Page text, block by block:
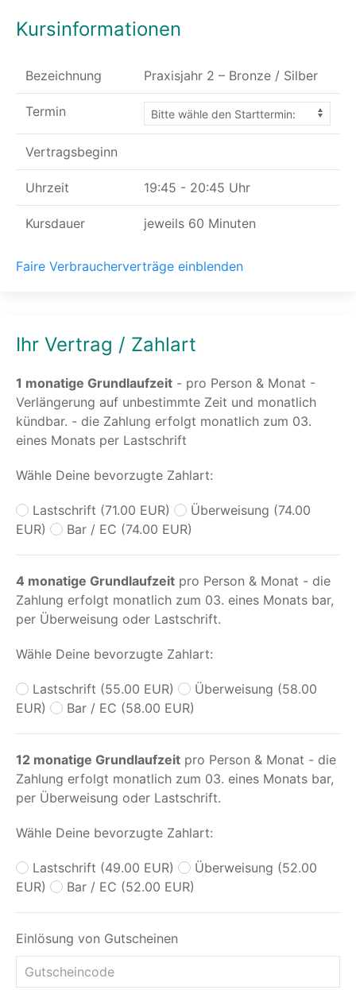
Kursinformationen
Bezeichnung Praxisjahr 2 – Bronze / Silber
Termin
Vertragsbeginn
Uhrzeit 19:45 - 20:45 Uhr
Kursdauer jeweils 60 Minuten
Faire Verbraucherverträge einblenden
Ihr Vertrag / Zahlart
1 monatige Grundlaufzeit - pro Person & Monat -
Verlängerung auf unbestimmte Zeit und monatlich
kündbar. - die Zahlung erfolgt monatlich zum 03.
eines Monats per Lastschrift
Wähle Deine bevorzugte Zahlart:
Lastschrift (71.00 EUR)
Überweisung (74.00
EUR)
Bar / EC (74.00 EUR)
4 monatige Grundlaufzeit pro Person & Monat - die
Zahlung erfolgt monatlich zum 03. eines Monats bar,
per Überweisung oder Lastschrift.
Wähle Deine bevorzugte Zahlart:
Lastschrift (55.00 EUR)
Überweisung (58.00
EUR)
Bar / EC (58.00 EUR)
12 monatige Grundlaufzeit pro Person & Monat - die
Zahlung erfolgt monatlich zum 03. eines Monats bar,
per Überweisung oder Lastschrift.
Wähle Deine bevorzugte Zahlart:
Lastschrift (49.00 EUR)
Überweisung (52.00
EUR)
Bar / EC (52.00 EUR)
Einlösung von Gutscheinen